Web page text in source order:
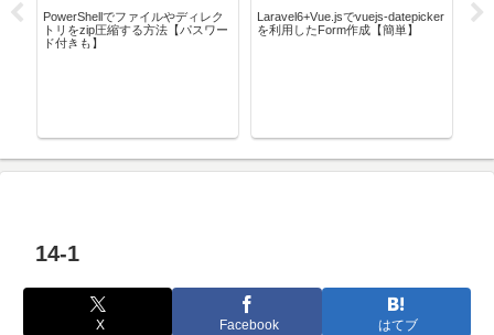
PowerShellでファイルやディレク
トリをzip圧縮する方法【パスワー
ド付きも】
Laravel6+Vue.jsでvuejs-datepicker
を利用したForm作成【簡単】
14-1
X Facebook はてブ